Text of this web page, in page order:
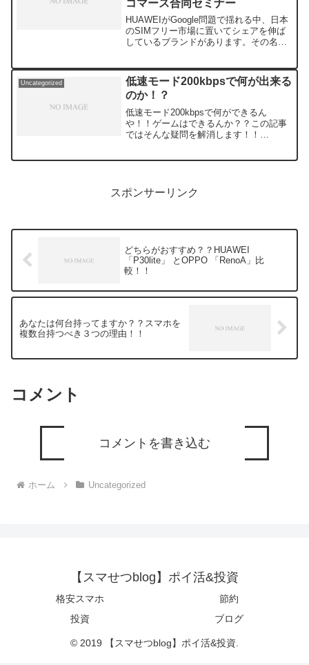
コマース合同セミナー
HUAWEIがGoogle問題で揺れる中、日本
のSIMフリー市場に置いてシェアを伸ば
しているブランドがあります。その名は
とコストパフォーマンスによって、一気
に有名にな...
Uncategorized
低速モード200kbpsで何が出来る
のか！？
低速モード200kbpsで何ができるん
や！！ゲームはできるんか？？この記事
ではそんな疑問を解消します！！
スポンサーリンク
どちらがおすすめ？？HUAWEI
「P30lite」 とOPPO 「RenoA」比
較！！
あなたは何台持ってますか？？スマホを
複数台持つべき３つの理由！！
コメント
コメントを書き込む
ホーム Uncategorized
【スマせつblog】ポイ活&投資
格安スマホ
節約
投資
ブログ
© 2019 【スマせつblog】ポイ活&投資.